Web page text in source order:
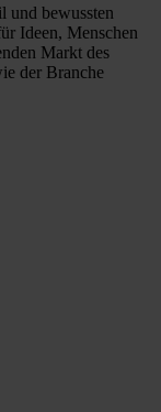
und bewussten
Ideen, Menschen
Markt des
der Branche